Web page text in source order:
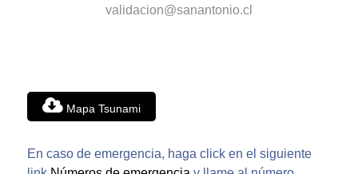
validacion@sanantonio.cl
Mapa Tsunami
En caso de emergencia, haga click en el siguiente